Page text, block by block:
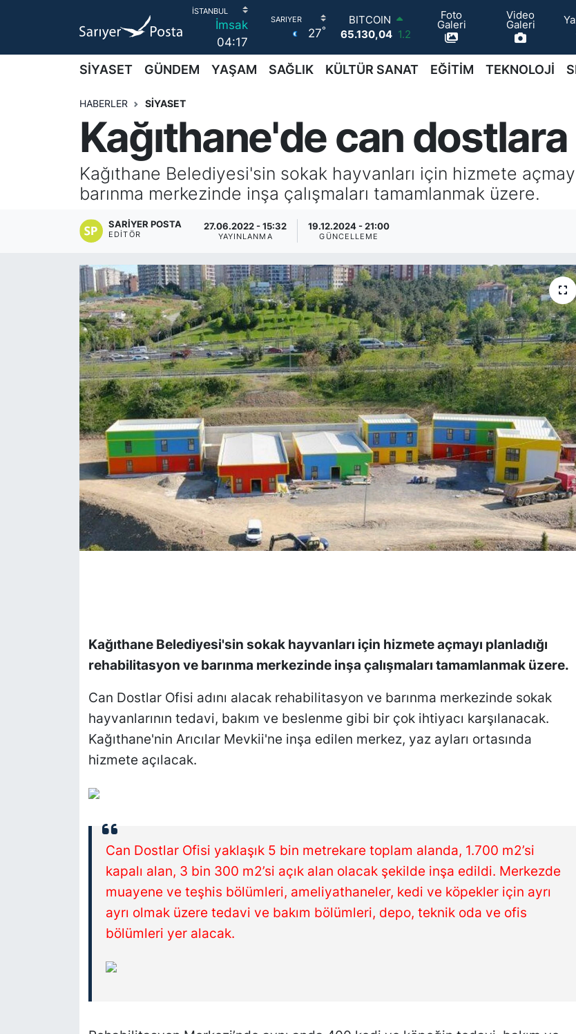
İmsak
04:17
27°
BITCOIN
65.130,04 1.2
47,7106
EURO
GRAM ALTIN
6648.99
13.773
-19
Foto
Galeri
Video
Galeri
SİYASET GÜNDEM YAŞAM SAĞLIK KÜLTÜR SANAT EĞİTİM TEKNOLOJİ
HABERLER SİYASET
Kağıthane'de can
Kağıthane Belediyesi'sin sokak hayvanları için hizmete
barınma merkezinde inşa çalışmaları tamamlanmak üzere.
SARIYER POSTA
EDITÖR
27.06.2022 - 15:32
YAYINLANMA
19.12.2024 - 21:00
GÜNCELLEME
Kağıthane Belediyesi'sin sokak hayvanları için hizmete açmayı planladığı
rehabilitasyon ve barınma merkezinde inşa çalışmaları tamamlanmak üzere.
Can Dostlar Ofisi adını alacak rehabilitasyon ve barınma merkezinde sokak
hayvanlarının tedavi, bakım ve beslenme gibi bir çok ihtiyacı karşılanacak.
Kağıthane'nin Arıcılar Mevkii'ne inşa edilen merkez, yaz ayları ortasında
hizmete açılacak.
Can Dostlar Ofisi yaklaşık 5 bin metrekare toplam alanda, 1.700 m2’si
kapalı alan, 3 bin 300 m2’si açık alan olacak şekilde inşa edildi. Merkezde
muayene ve teşhis bölümleri, ameliyathaneler, kedi ve köpekler için ayrı
ayrı olmak üzere tedavi ve bakım bölümleri, depo, teknik oda ve ofis
bölümleri yer alacak.
AKTUEL
FOTO GALERİ
GÜNCEL HABERLER
GÜNDEM
KÖŞE YAZILARI
KÖŞE YAZILARI (Arşiv)
KÜLTÜR SANAT
MAGAZİN
RÖPORTAJ
SAĞLIK
SARIYER HABERLERİ
SİYASET
TEKNOLOJİ
TÜRKİYE VE DÜNYA GÜNDEMİ
VİDEO GALERİ
İstanbul Nöbetçi Eczaneler
İstanbul Namaz Vakitleri
İstanbul Trafik Yoğunluk Haritası
Süper Lig Puan Durumu ve Fikstür
Tüm Manşetler
Son Dakika Haberleri
Haber Arşivi